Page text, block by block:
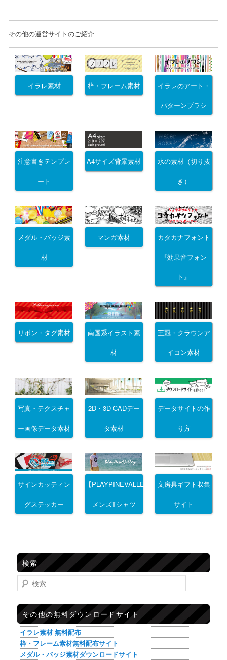
その他の運営サイトのご紹介
イラレ素材 枠・フレーム素材 イラレのアート・
パターンブラシ
注意書きテンプレ
ート
A4サイズ背景素材 水の素材（切り抜
き）
メダル・バッジ素
材
マンガ素材 カタカナフォント
『効果音フォン
ト』
リボン・タグ素材 南国系イラスト素
材
王冠・クラウンア
イコン素材
写真・テクスチャ
ー画像データ素材
2D・3D CADデー
タ素材
データサイトの作
り方
サインカッティン
グステッカー
【PLAYPINEVALLEY】
メンズTシャツ
文房具ギフト収集
サイト
検索
検索
その他の無料ダウンロードサイト
イラレ素材 無料配布
枠・フレーム素材無料配布サイト
メダル・バッジ素材ダウンロードサイト